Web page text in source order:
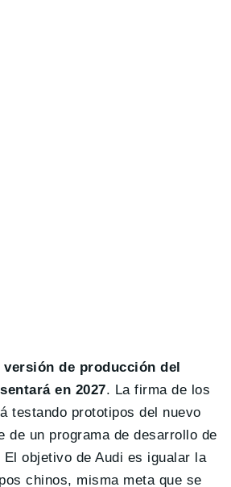
versión de producción del
en 2027. La firma de los
testando prototipos del nuevo
de un programa de desarrollo de
objetivo de Audi es igualar la
chinos, misma meta que se